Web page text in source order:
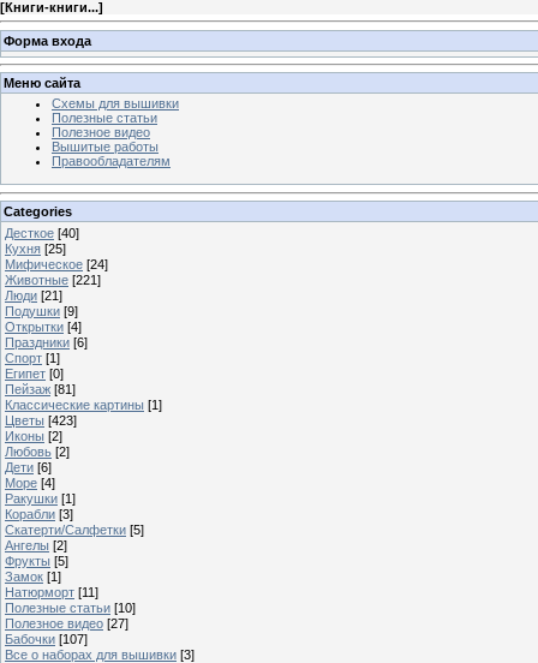
[Книги-книги...]
Форма входа
Меню сайта
Схемы для вышивки
Полезные статьи
Полезное видео
Вышитые работы
Правообладателям
Categories
Десткое [40]
Кухня [25]
Мифическое [24]
Животные [221]
Люди [21]
Подушки [9]
Открытки [4]
Праздники [6]
Спорт [1]
Египет [0]
Пейзаж [81]
Классические картины [1]
Цветы [423]
Иконы [2]
Любовь [2]
Дети [6]
Море [4]
Ракушки [1]
Корабли [3]
Скатерти/Салфетки [5]
Ангелы [2]
Фрукты [5]
Замок [1]
Натюрморт [11]
Полезные статьи [10]
Полезное видео [27]
Бабочки [107]
Все о наборах для вышивки [3]